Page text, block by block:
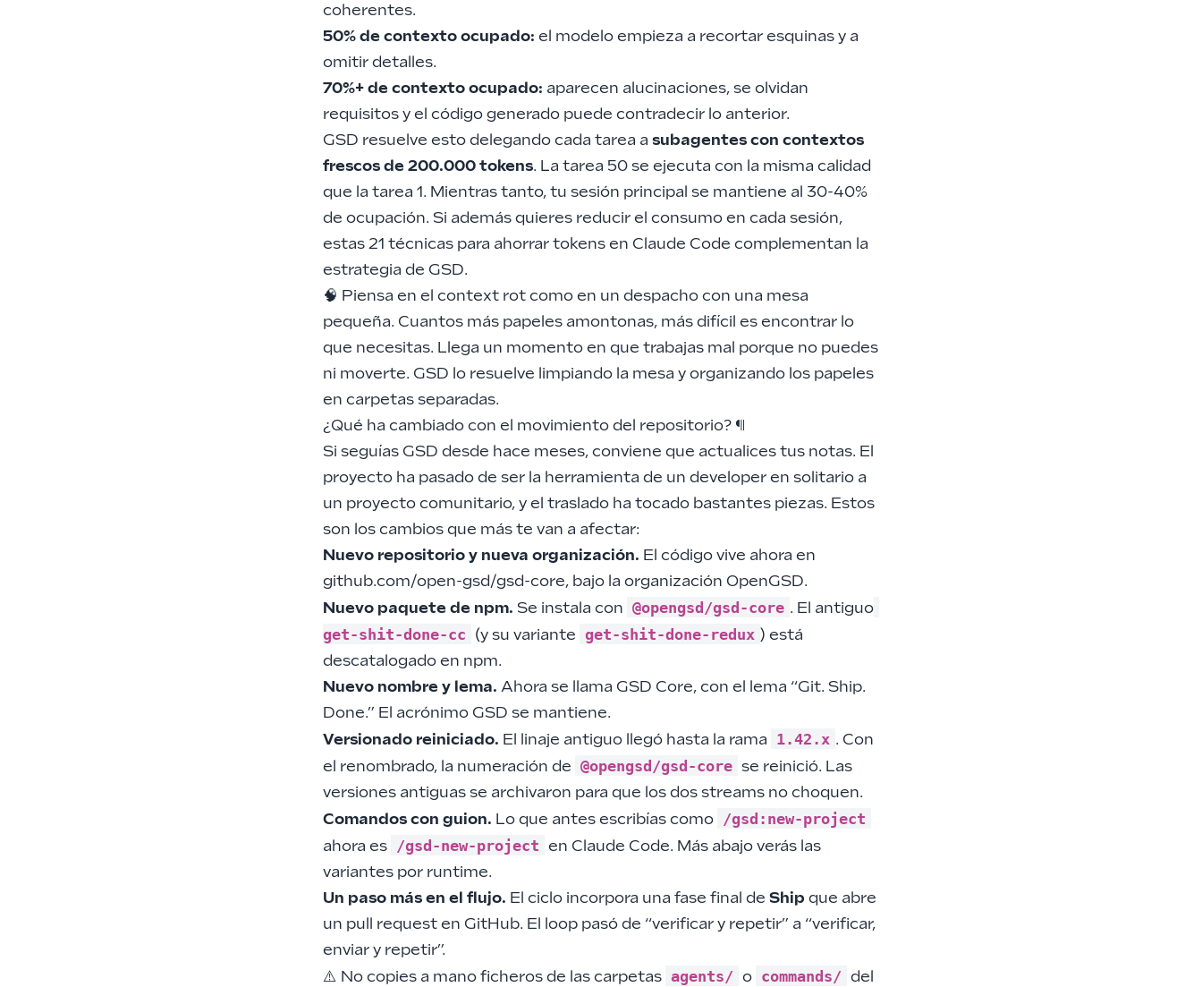
coherentes.
50% de contexto ocupado: el modelo empieza a recortar esquinas y a
omitir detalles.
70%+ de contexto ocupado: aparecen alucinaciones, se olvidan
requisitos y el código generado puede contradecir lo anterior.
GSD resuelve esto delegando cada tarea asubagentes con contextos
frescos de 200.000 tokens. La tarea 50 se ejecuta con la misma calidad
que la tarea 1. Mientras tanto, tu sesión principal se mantiene al 30-40%
de ocupación. Si además quieres reducir el consumo en cada sesión,
estas21 técnicas para ahorrar tokens en Claude Code complementan la
estrategia de GSD.
🧠 Piensa en el context rot como en un despacho con una mesa
pequeña. Cuantos más papeles amontonas, más difícil es encontrar lo
que necesitas. Llega un momento en que trabajas mal porque no puedes
ni moverte. GSD lo resuelve limpiando la mesa y organizando los papeles
en carpetas separadas.
¿Qué ha cambiado con el movimiento del repositorio? ¶
Si seguías GSD desde hace meses, conviene que actualices tus notas. El
proyecto ha pasado de ser la herramienta de un developer en solitario a
un proyecto comunitario, y el traslado ha tocado bastantes piezas. Estos
son los cambios que más te van a afectar:
Nuevo repositorio y nueva organización. El código vive ahora en
github.com/open-gsd/gsd-core, bajo la organización OpenGSD.
Nuevo paquete de npm. Se instala con @opengsd/gsd-core . El antiguo
get-shit-done-cc (y su variante get-shit-done-redux ) está
descatalogado en npm.
Nuevo nombre y lema. Ahora se llama GSD Core, con el lema “Git. Ship.
Done.” El acrónimo GSD se mantiene.
Versionado reiniciado. El linaje antiguo llegó hasta la rama 1.42.x . Con
el renombrado, la numeración de @opengsd/gsd-core se reinició. Las
versiones antiguas se archivaron para que los dos streams no choquen.
Comandos con guion. Lo que antes escribías como /gsd:new-project
ahora es /gsd-new-project en Claude Code. Más abajo verás las
variantes por runtime.
Un paso más en el flujo. El ciclo incorpora una fase final deShip que abre
un pull request en GitHub. El loop pasó de “verificar y repetir” a “verificar,
enviar y repetir”.
⚠️ No copies a mano ficheros de las carpetas agents/ o commands/ del